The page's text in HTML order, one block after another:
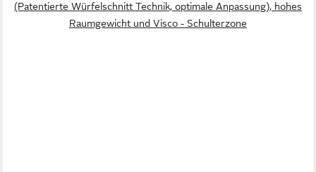
(Patentierte Würfelschnitt Technik, optimale Anpassung), hohes
Raumgewicht und Visco - Schulterzone